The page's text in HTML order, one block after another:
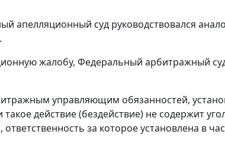
апелляционный суд руководствовался
жалобу, Федеральный арбитражный
управляющим обязанностей,
такое действие (бездействие) не содержит
за которое установлена в